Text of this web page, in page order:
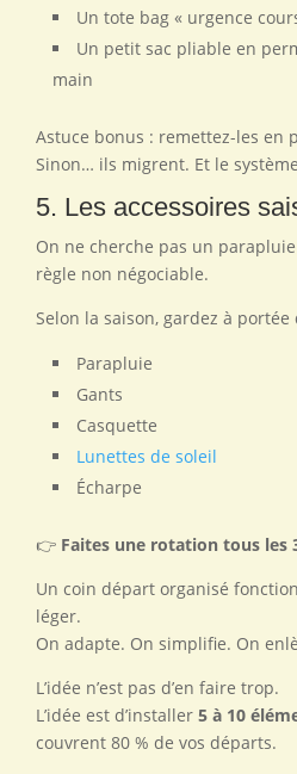
Un tote bag « urgence
Un petit sac pliable en
main
Astuce bonus : remettez-les en
Sinon… ils migrent. Et le
5. Les accessoires
On ne cherche pas un
règle non négociable.
Selon la saison, gardez à portée
Parapluie
Gants
Casquette
Lunettes de soleil
Écharpe
👉 Faites une rotation tous les
Un coin départ organisé
léger.
On adapte. On simplifie. On
L’idée n’est pas d’en faire trop.
L’idée est d’installer 5 à 10
couvrent 80 % de vos départs.